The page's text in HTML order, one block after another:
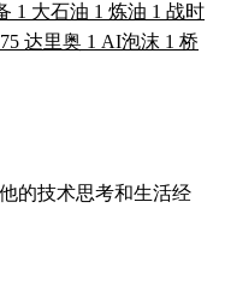
1 大石油 1 炼油 1 战时
75 达里奥 1 AI泡沫 1 桥
的技术思考和生活经